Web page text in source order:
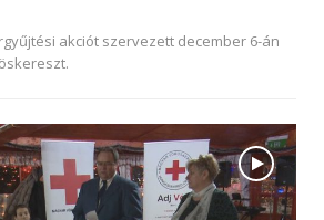
akciót szervezett december 6-án